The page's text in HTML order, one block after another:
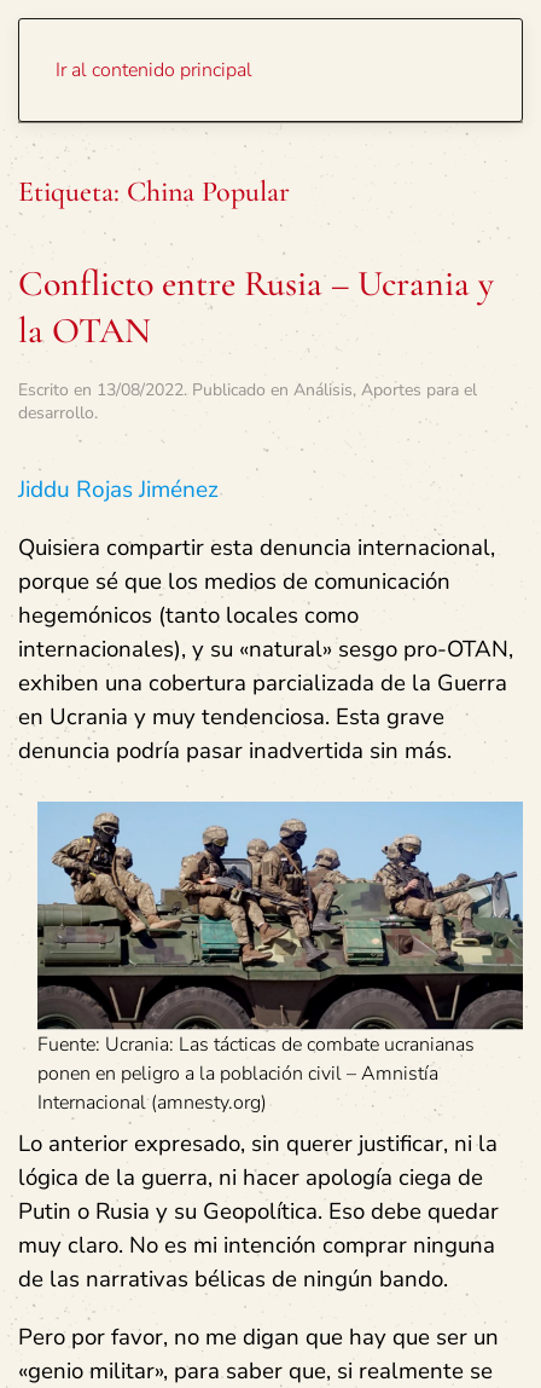
Ir al contenido principal
Etiqueta: China Popular
Conflicto entre Rusia – Ucrania y
la OTAN
Escrito en 13/08/2022. Publicado en Análisis, Aportes para el
desarrollo.
Jiddu Rojas Jiménez
Quisiera compartir esta denuncia internacional,
porque sé que los medios de comunicación
hegemónicos (tanto locales como
internacionales), y su «natural» sesgo pro-OTAN,
exhiben una cobertura parcializada de la Guerra
en Ucrania y muy tendenciosa. Esta grave
denuncia podría pasar inadvertida sin más.
Fuente: Ucrania: Las tácticas de combate ucranianas
ponen en peligro a la población civil – Amnistía
Internacional (amnesty.org)
Lo anterior expresado, sin querer justificar, ni la
lógica de la guerra, ni hacer apología ciega de
Putin o Rusia y su Geopolítica. Eso debe quedar
muy claro. No es mi intención comprar ninguna
de las narrativas bélicas de ningún bando.
Pero por favor, no me digan que hay que ser un
«genio militar», para saber que, si realmente se